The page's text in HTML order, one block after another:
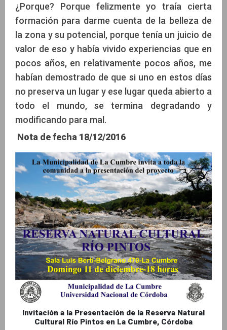
Jorge González
¿Porque? Porque felizmente yo traía cierta
formación para darme cuenta de la belleza de
la zona y su potencial, porque tenía un juicio de
valor de eso y había vivido experiencias que en
pocos años, en relativamente pocos años, me
habían demostrado de que si uno en estos días
no preserva un lugar y ese lugar queda abierto a
todo el mundo, se termina degradando y
modificando para mal.
Nota de fecha 18/12/2016
Invitación a la Presentación de la Reserva Natural
Cultural Río Pintos en La Cumbre, Córdoba